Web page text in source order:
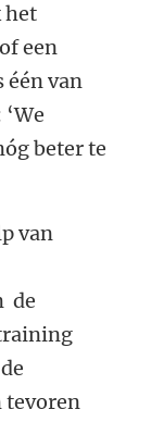
het
een
één van
beter te
van
de
tevoren